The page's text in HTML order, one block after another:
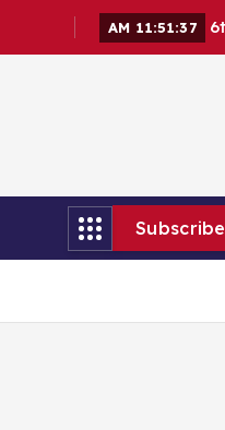
11:51:38 AM
Subscribe